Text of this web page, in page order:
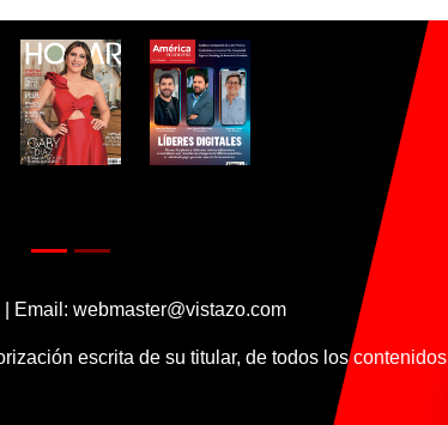
Email: webmaster@vistazo.com
escrita de su titular, de todos los contenidos